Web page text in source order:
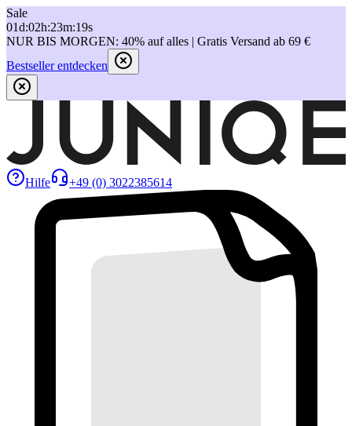
Sale
01d:02h:23m:19s
NUR BIS MORGEN: 40% auf alles | Gratis Versand ab 69 €
Bestseller entdecken
Hilfe +49 (0) 3022385614